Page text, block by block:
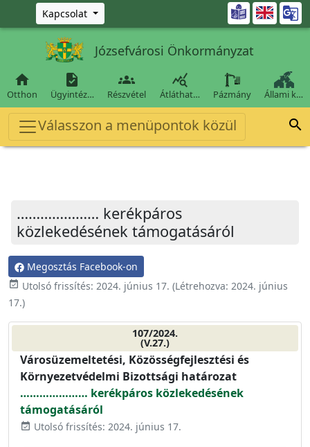
Ugrás a fő tartalomra
Kapcsolat 
Józsefvárosi Önkormányzat

Otthon

Ügyintéz…

Részvétel

Átláthat… Pázmány Állami k…
Válasszon a menüpontok közül 
………………… kerékpáros
közlekedésének támogatásáról
Megosztás Facebook-on
event_available Utolsó frissítés: 2024. június 17. (Létrehozva: 2024. június
17.)
107/2024.
(V.27.)
Városüzemeltetési, Közösségfejlesztési és
Környezetvédelmi Bizottsági határozat
………………… kerékpáros közlekedésének
támogatásáról
event_available Utolsó frissítés: 2024. június 17.